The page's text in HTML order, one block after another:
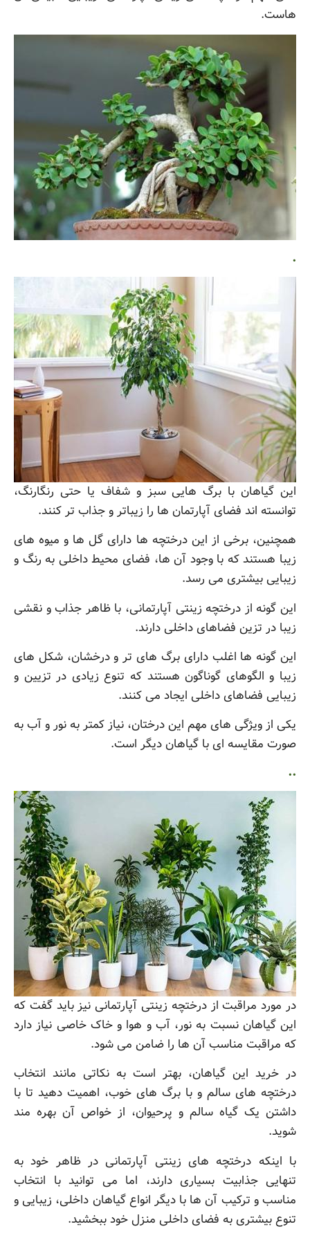
هاست.
.
این گیاهان با برگ هایی سبز و شفاف یا حتی رنگارنگ،
توانسته اند فضای آپارتمان ها را زیباتر و جذاب تر کنند.
همچنین، برخی از این درختچه ها دارای گل ها و میوه های
زیبا هستند که با وجود آن ها، فضای محیط داخلی به رنگ و
زیبایی بیشتری می رسد.
این گونه از درختچه زینتی آپارتمانی، با ظاهر جذاب و نقشی
زیبا در تزین فضاهای داخلی دارند.
این گونه ها اغلب دارای برگ های تر و درخشان، شکل های
زیبا و الگوهای گوناگون هستند که تنوع زیادی در تزیین و
زیبایی فضاهای داخلی ایجاد می کنند.
یکی از ویژگی های مهم این درختان، نیاز کمتر به نور و آب به
صورت مقایسه ای با گیاهان دیگر است.
..
در مورد مراقبت از درختچه زینتی آپارتمانی نیز باید گفت که
این گیاهان نسبت به نور، آب و هوا و خاک خاصی نیاز دارد
که مراقبت مناسب آن ها را ضامن می شود.
در خرید این گیاهان، بهتر است به نکاتی مانند انتخاب
درختچه های سالم و با برگ های خوب، اهمیت دهید تا با
داشتن یک گیاه سالم و پرحیوان، از خواص آن بهره مند
شوید.
با اینکه درختچه های زینتی آپارتمانی در ظاهر خود به
تنهایی جذابیت بسیاری دارند، اما می توانید با انتخاب
مناسب و ترکیب آن ها با دیگر انواع گیاهان داخلی، زیبایی و
تنوع بیشتری به فضای داخلی منزل خود ببخشید.